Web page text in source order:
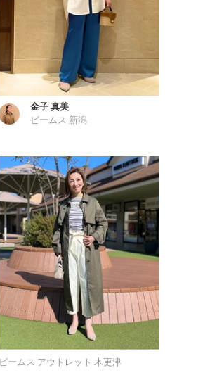
金子 真美
ビームス 新潟
ビームス アウトレット 木更津